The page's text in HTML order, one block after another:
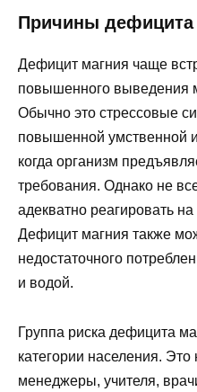
Причины дефицита
Дефицит магния чаще
повышенного выведения
Обычно это стрессовые
повышенной умственной
когда организм
требования. Однако не
адекватно реагировать
Дефицит магния также
недостаточного
и водой.
Группа риска дефицита
категории населения. Это
менеджеры, учителя,